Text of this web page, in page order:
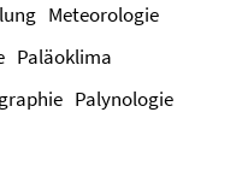
Meteorologie
Paläoklima
Palynologie